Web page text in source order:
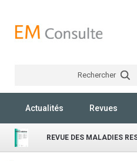
Rechercher
Actualités Revues
REVUE DES MALADIES